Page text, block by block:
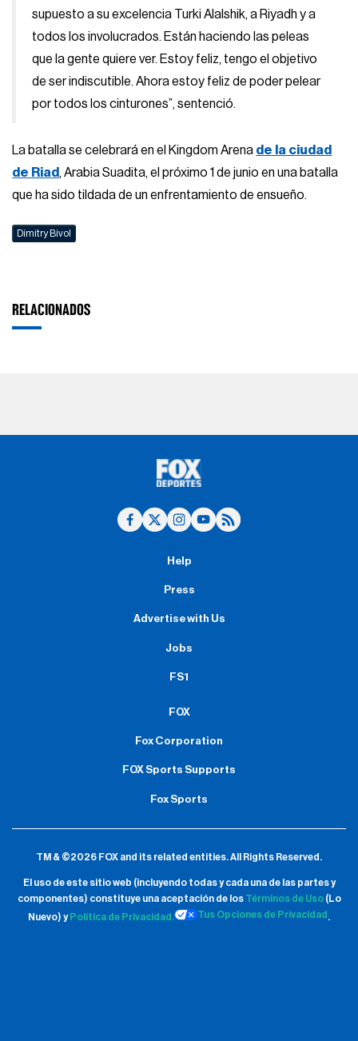
supuesto a su excelencia Turki Alalshik, a Riyadh y a
todos los involucrados. Están haciendo las peleas
que la gente quiere ver. Estoy feliz, tengo el objetivo
de ser indiscutible. Ahora estoy feliz de poder pelear
por todos los cinturones”, sentenció.
La batalla se celebrará en el Kingdom Arena de la ciudad
de Riad, Arabia Suadita, el próximo 1 de junio en una batalla
que ha sido tildada de un enfrentamiento de ensueño.
Dimitry Bivol
RELACIONADOS
Help
Press
Advertise with Us
Jobs
FS1
FOX
Fox Corporation
FOX Sports Supports
Fox Sports
TM & ©2026 FOX and its related entities.All Rights Reserved.
El uso de este sitio web (incluyendo todas y cada una de las partes y
componentes) constituye una aceptación de los Términos de Uso(Lo
Nuevo) y Política de Privacidad. Tus Opciones de Privacidad .